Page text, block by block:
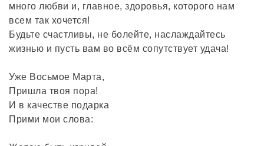
много любви и, главное, здоровья, которого нам
всем так хочется!
Будьте счастливы, не болейте, наслаждайтесь
жизнью и пусть вам во всём сопутствует удача!
Уже Восьмое Марта,
Пришла твоя пора!
И в качестве подарка
Прими мои слова: